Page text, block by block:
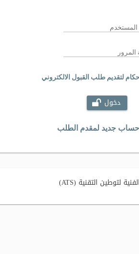
لتقديم طلب القبول الالكتروني
دخول
حساب جديد لمقدم الطلب